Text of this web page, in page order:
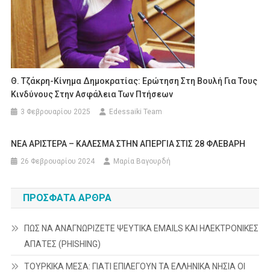
Θ. Τζάκρη-Κίνημα Δημοκρατίας: Ερώτηση Στη Βουλή Για Τους
Κινδύνους Στην Ασφάλεια Των Πτήσεων
3 Φεβρουαρίου 2025 Edessaiki Team
ΝΕΑ ΑΡΙΣΤΕΡΑ – ΚΑΛΕΣΜΑ ΣΤΗΝ ΑΠΕΡΓΙΑ ΣΤΙΣ 28 ΦΛΕΒΑΡΗ
26 Φεβρουαρίου 2024 Μαρία Βαγουρδή
ΠΡΌΣΦΑΤΑ ΆΡΘΡΑ
ΠΩΣ ΝΑ ΑΝΑΓΝΩΡΙΖΕΤΕ ΨΕΥΤΙΚΑ EMAILS ΚΑΙ ΗΛΕΚΤΡΟΝΙΚΕΣ
ΑΠΑΤΕΣ (PHISHING)
ΤΟΥΡΚΙΚΑ ΜΕΣΑ: ΓΙΑΤΙ ΕΠΙΛΕΓΟΥΝ ΤΑ ΕΛΛΗΝΙΚΑ ΝΗΣΙΑ ΟΙ